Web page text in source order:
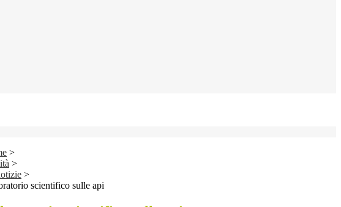
>
>
>
scientifico sulle api